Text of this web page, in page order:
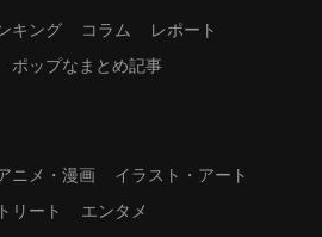
キング コラム
レポート
ポップなまとめ記事
ニメ・漫画
イラスト・アート
リート エンタメ